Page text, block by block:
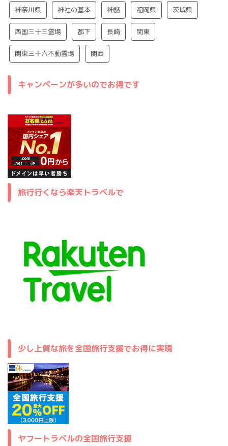
神奈川県 神社の基本 神話 福岡県 茨城県
西国三十三霊場 都下 長崎 関東
関東三十六不動霊場 関西
キャンペーンが多いのでお得です
旅行行くなら楽天トラベルで
少し上質な旅を全国旅行支援でお得に実現
ヤフートラベルの全国旅行支援